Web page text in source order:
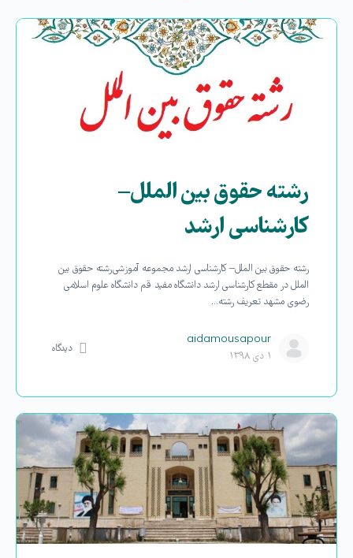
رشته حقوق بین الملل–
کارشناسی ارشد
رشته حقوق بین الملل– کارشناسی ارشد مجموعه‏ آموزشی رشته حقوق بین
الملل در مقطع کارشناسی ارشد دانشگاه مفید قم دانشگاه علوم اسلامی
رضوی مشهد تعریف رشته…
aidamousapour
۱ دی ۱۳۹۸
دیدگاه